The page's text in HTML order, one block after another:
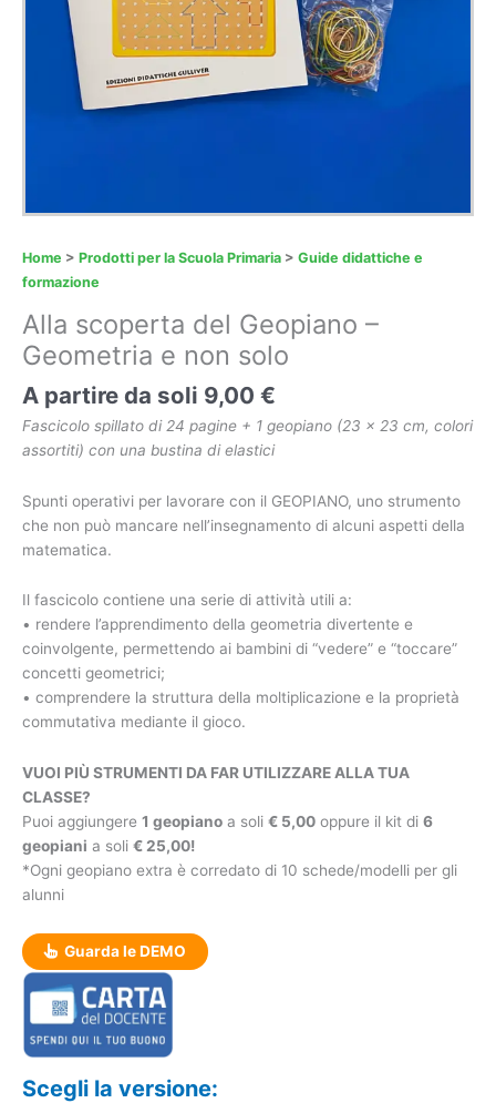
Home > Prodotti per la Scuola Primaria > Guide didattiche e
formazione
Alla scoperta del Geopiano –
Geometria e non solo
A partire da soli 9,00 €
Fascicolo spillato di 24 pagine + 1 geopiano (23 x 23 cm, colori
assortiti) con una bustina di elastici
Spunti operativi per lavorare con il GEOPIANO, uno strumento
che non può mancare nell’insegnamento di alcuni aspetti della
matematica.
Il fascicolo contiene una serie di attività utili a:
• rendere l’apprendimento della geometria divertente e
coinvolgente, permettendo ai bambini di “vedere” e “toccare”
concetti geometrici;
• comprendere la struttura della moltiplicazione e la proprietà
commutativa mediante il gioco.
VUOI PIÙ STRUMENTI DA FAR UTILIZZARE ALLA TUA
CLASSE?
Puoi aggiungere 1 geopiano a soli € 5,00 oppure il kit di 6
geopiani a soli € 25,00!
*Ogni geopiano extra è corredato di 10 schede/modelli per gli
alunni
Guarda le DEMO
Scegli la versione: